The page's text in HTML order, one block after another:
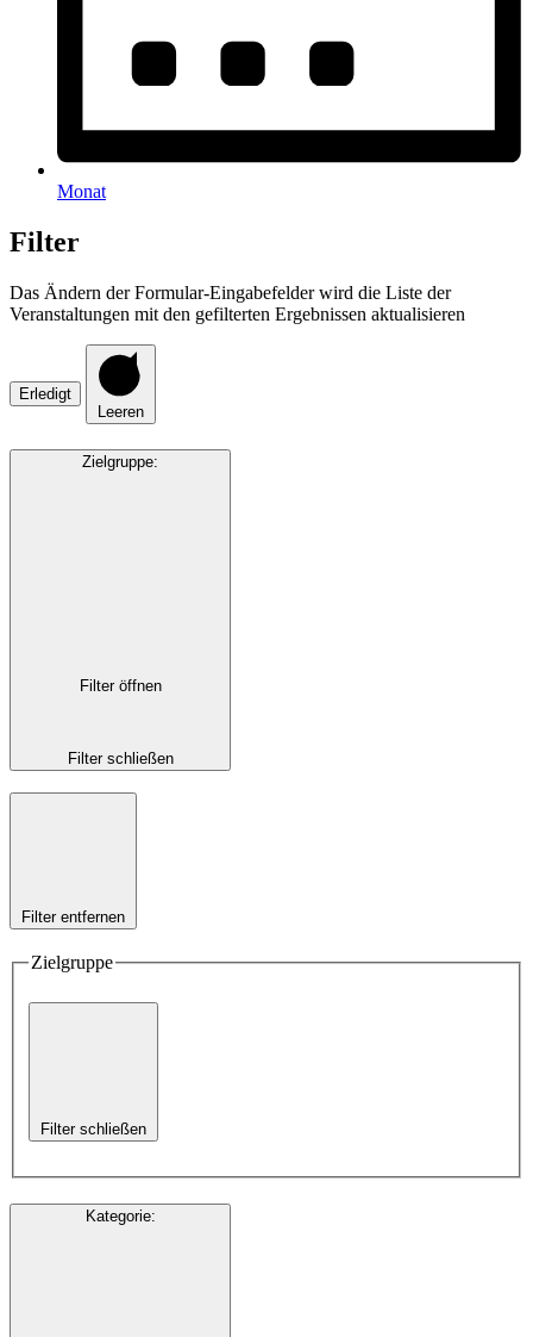
Monat
Filter
Das Ändern der Formular-Eingabefelder wird die Liste der
Veranstaltungen mit den gefilterten Ergebnissen aktualisieren
Erledigt
Leeren
Zielgruppe:
Filter öffnen
Filter schließen
Filter entfernen
Zielgruppe
Filter schließen
Kategorie: